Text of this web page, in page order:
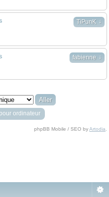
TiPunK ↓
fabienne ↓
ordinateur
phpBB Mobile / SEO byArtodia